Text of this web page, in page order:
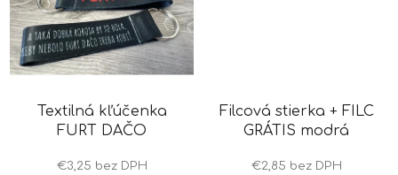
Textilná kľúčenka
FURT DAČO
€3,25 bez DPH
Filcová stierka + FILC
GRÁTIS modrá
€2,85 bez DPH